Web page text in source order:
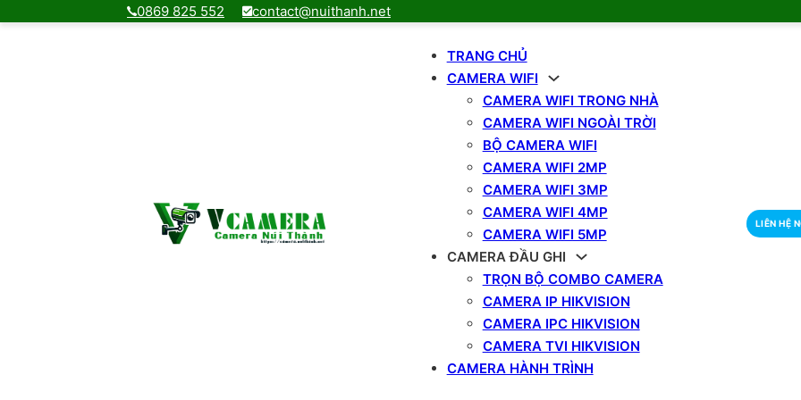
0869 825 552 contact@nuithanh.net
TRANG CHỦ
CAMERA WIFI
CAMERA WIFI TRONG NHÀ
CAMERA WIFI NGOÀI TRỜI
BỘ CAMERA WIFI
CAMERA WIFI 2MP
CAMERA WIFI 3MP
CAMERA WIFI 4MP
CAMERA WIFI 5MP
CAMERA ĐẦU GHI
TRỌN BỘ COMBO CAMERA
CAMERA IP HIKVISION
CAMERA IPC HIKVISION
CAMERA TVI HIKVISION
CAMERA HÀNH TRÌNH
LIÊN HỆ